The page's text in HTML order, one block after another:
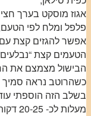
אגוז מוסקט בערך
פלפל ומלח לפי
אפשר להגזים קצת
הטעמים קצת
הבישול מצמצם את
כשהרוטב נראה סמיך
בשלב הזה הוספתי עוד
מעלות לכ- 20-25 דקות ללא כיסוי וזה מוכן….